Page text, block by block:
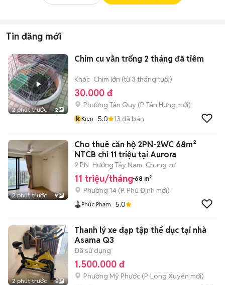
Tin đăng mới
2 phút trước 2
Chim cu vằn trống 2 tháng đã tiêm
Khác Chim lớn (từ 3 tháng tuổi)
30.000 đ
Phường Tân Quy (P. Tân Hưng mới)
k Kien 5.0 13 đã bán
2 phút trước 9
Cho thuê căn hộ 2PN-2WC 68m²
NTCB chỉ 11 triệu tại Aurora
2 PN Hướng Tây Nam Chung cư
11 triệu/tháng 68 m²
Phường 14 (P. Phú Định mới)
Phúc Phạm 5.0
2 phút trước 5
Thanh lý xe đạp tập thể dục tại nhà
Asama Q3
Đã sử dụng
1.500.000 đ
Phường Mỹ Phước (P. Long Xuyên mới)